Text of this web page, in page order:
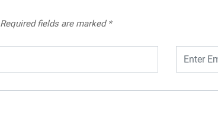
Required fields are marked *